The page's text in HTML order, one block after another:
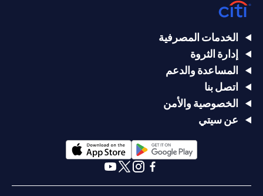
الخدمات المصرفية
إدارة الثروة
المساعدة والدعم
اتصل بنا
الخصوصية والأمن
عن سيتي
(opens in a new tab)